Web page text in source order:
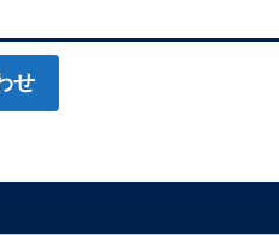
せ